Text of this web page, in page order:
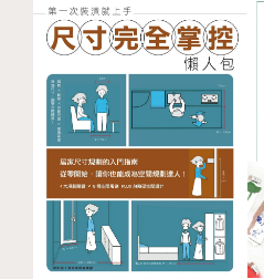
常用必學技法
塗色這樣畫
漸層這樣畫
疊色這樣畫
作品完美的關鍵
繪製美圖的原則
PART 2 萌度爆表的小生物
畫圓滾滾的小生物
麻糬狀小生物